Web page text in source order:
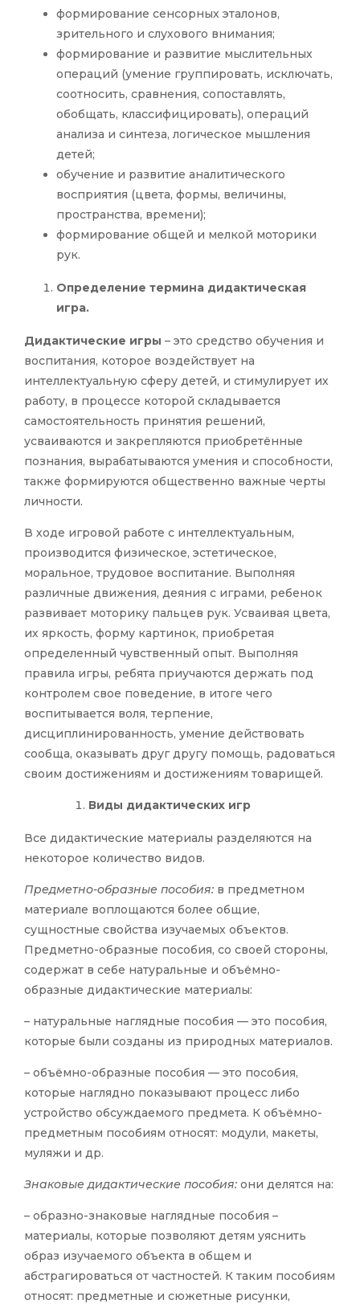
формирование сенсорных эталонов,
зрительного и слухового внимания;
формирование и развитие мыслительных
операций (умение группировать, исключать,
соотносить, сравнения, сопоставлять,
обобщать, классифицировать), операций
анализа и синтеза, логическое мышления
детей;
обучение и развитие аналитического
восприятия (цвета, формы, величины,
пространства, времени);
формирование общей и мелкой моторики
рук.
Определение термина дидактическая
игра.
Дидактические игры – это средство обучения и
воспитания, которое воздействует на
интеллектуальную сферу детей, и стимулирует их
работу, в процессе которой складывается
самостоятельность принятия решений,
усваиваются и закрепляются приобретённые
познания, вырабатываются умения и способности,
также формируются общественно важные черты
личности.
В ходе игровой работе с интеллектуальным,
производится физическое, эстетическое,
моральное, трудовое воспитание. Выполняя
различные движения, деяния с играми, ребенок
развивает моторику пальцев рук. Усваивая цвета,
их яркость, форму картинок, приобретая
определенный чувственный опыт. Выполняя
правила игры, ребята приучаются держать под
контролем свое поведение, в итоге чего
воспитывается воля, терпение,
дисциплинированность, умение действовать
сообща, оказывать друг другу помощь, радоваться
своим достижениям и достижениям товарищей.
Виды дидактических игр
Все дидактические материалы разделяются на
некоторое количество видов.
Предметно-образные пособия: в предметном
материале воплощаются более общие,
сущностные свойства изучаемых объектов.
Предметно-образные пособия, со своей стороны,
содержат в себе натуральные и объёмно-
образные дидактические материалы:
– натуральные наглядные пособия — это пособия,
которые были созданы из природных материалов.
– объёмно-образные пособия — это пособия,
которые наглядно показывают процесс либо
устройство обсуждаемого предмета. К объёмно-
предметным пособиям относят: модули, макеты,
муляжи и др.
Знаковые дидактические пособия: они делятся на:
– образно-знаковые наглядные пособия –
материалы, которые позволяют детям уяснить
образ изучаемого объекта в общем и
абстрагироваться от частностей. К таким пособиям
относят: предметные и сюжетные рисунки,